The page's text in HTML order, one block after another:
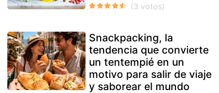
Snackpacking, la
tendencia que convierte
un tentempié en un
motivo para salir de viaje
y saborear el mundo